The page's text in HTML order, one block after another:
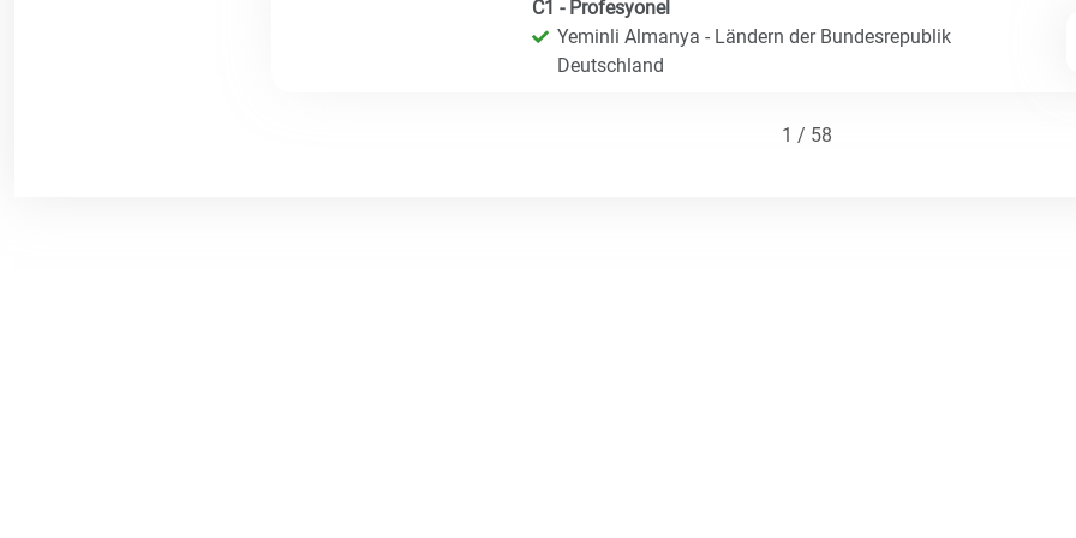
C1 - Profesyonel
Yeminli Almanya - Ländern der Bundesrepublik
Deutschland
1 / 58